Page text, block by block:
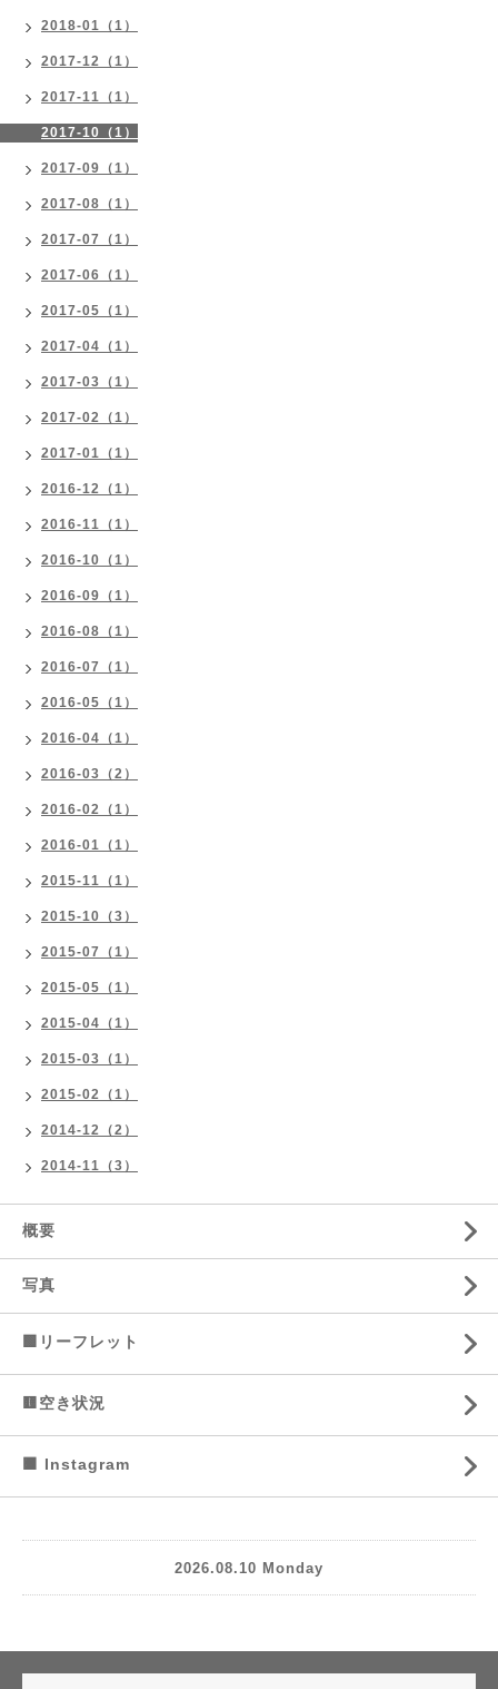
2018-01（1）
2017-12（1）
2017-11（1）
2017-10（1）
2017-09（1）
2017-08（1）
2017-07（1）
2017-06（1）
2017-05（1）
2017-04（1）
2017-03（1）
2017-02（1）
2017-01（1）
2016-12（1）
2016-11（1）
2016-10（1）
2016-09（1）
2016-08（1）
2016-07（1）
2016-05（1）
2016-04（1）
2016-03（2）
2016-02（1）
2016-01（1）
2015-11（1）
2015-10（3）
2015-07（1）
2015-05（1）
2015-04（1）
2015-03（1）
2015-02（1）
2014-12（2）
2014-11（3）
概要
写真
🟩リーフレット
🟨空き状況
🟧 Instagram
2026.08.10 Monday